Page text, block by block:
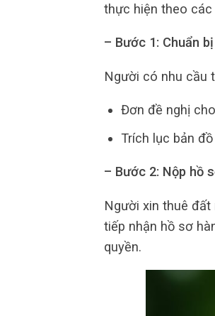
thực hiện theo
– Bước 1: Chuẩn
Người có nhu cầu
Đơn đề nghị
Trích lục bản
– Bước 2: Nộp hồ
Người xin thuê
tiếp nhận hồ sơ
quyền.